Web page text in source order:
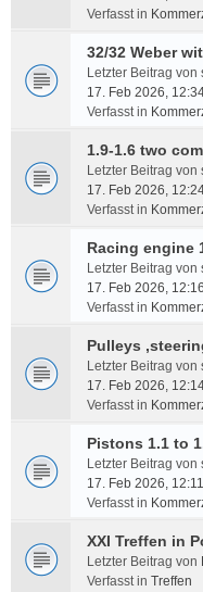
Verfasst in
32/32 Weber
Letzter Beitrag von
17. Feb 2026,
Verfasst in
1.9-1.6 two
Letzter Beitrag von
17. Feb 2026,
Verfasst in
Racing engine
Letzter Beitrag von
17. Feb 2026, 12:16
Verfasst in
Pulleys
Letzter Beitrag von
17. Feb 2026,
Verfasst in
Pistons 1.1 to
Letzter Beitrag von
17. Feb 2026, 12:11
Verfasst in
XXI Treffen in
Letzter Beitrag von
Verfasst in Treffen